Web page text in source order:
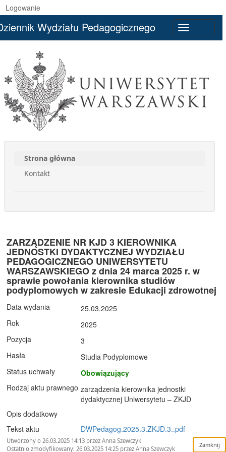
Logowanie
navigation
Wydziału Pedagogicznego
Strona główna
Kontakt
ZARZĄDZENIE NR KJD 3 KIEROWNIKA
JEDNOSTKI DYDAKTYCZNEJ WYDZIAŁU
PEDAGOGICZNEGO UNIWERSYTETU
WARSZAWSKIEGO z dnia 24 marca 2025 r. w
sprawie powołania kierownika studiów
podyplomowych w zakresie Edukacji zdrowotnej
Data wydania
25.03.2025
Rok
2025
Pozycja
3
Hasła
Studia Podyplomowe
Status uchwały
Obowiązujący
Rodzaj aktu prawnego zarządzenia kierownika jednostki
dydaktycznej Uniwersytetu – ZKJD
Opis dodatkowy
Tekst aktu
DWPedagog.2025.3.ZKJD.3..pdf
Utworzony o 26.03.2025 14:13 przez Anna Szewczyk
Ostatnio zmodyfikowany: 26.03.2025 14:25 przez Anna Szewczyk